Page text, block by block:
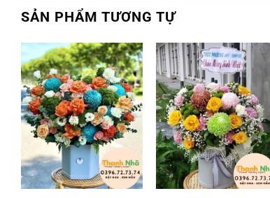
SẢN PHẨM TƯƠNG TỰ
Add to
wishlist
Add to
wishlist